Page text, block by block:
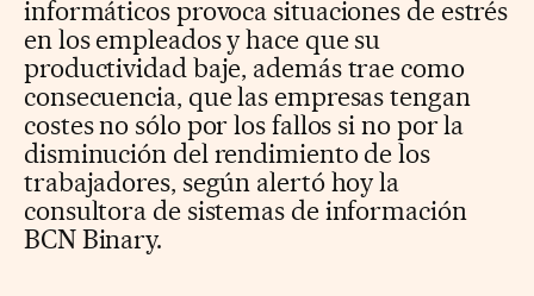
informáticos provoca situaciones de estrés
en los empleados y hace que su
productividad baje, además trae como
consecuencia, que las empresas tengan
costes no sólo por los fallos si no por la
disminución del rendimiento de los
trabajadores, según alertó hoy la
consultora de sistemas de información
BCN Binary.